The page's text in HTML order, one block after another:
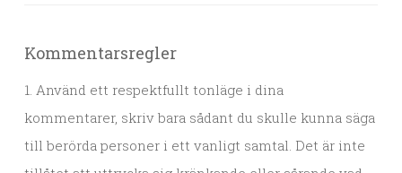
Kommentarsregler
1. Använd ett respektfullt tonläge i dina
kommentarer, skriv bara sådant du skulle kunna säga
till berörda personer i ett vanligt samtal. Det är inte